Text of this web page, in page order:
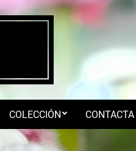
COLECCIÓN CONTACTA